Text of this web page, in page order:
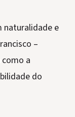
naturalidade e
–
a
do